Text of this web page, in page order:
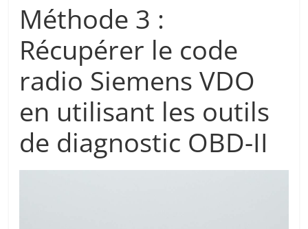
Méthode 3 :
Récupérer le code
radio Siemens VDO
en utilisant les outils
de diagnostic OBD-II